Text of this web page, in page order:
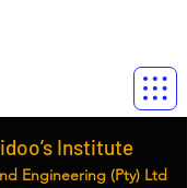
Institute
Engineering (Pty) Ltd